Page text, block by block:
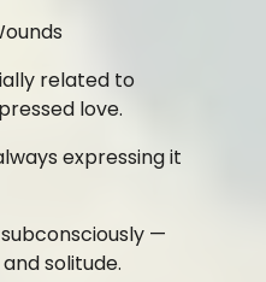
related to
love.
expressing it
—
solitude.